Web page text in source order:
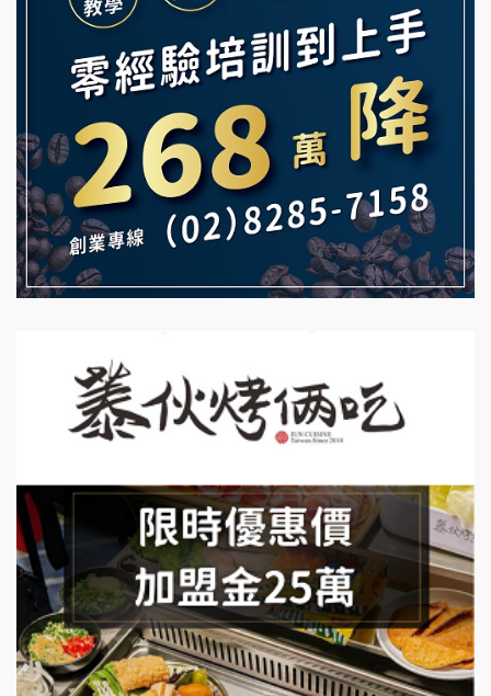
鮮茶道加盟說明會
【曉妍美妝】誠徵行政櫃檯
自助洗衣店誠徵代洗收送人員(台中市)
MUSHEN徵SPA美容芳療師
日十。早午食加盟說明會
拾鑶火鍋加盟說明會
Mr.Wish加盟說明會
白鬍泡泡 BOHO POPO加盟說明會
雞咕雞咕加盟說明會
TEA TOP加盟說明會
珍好味臭臭鍋加盟說明會
藍象廷泰式火鍋加盟說明會
上宇林加盟說明會
手作功夫茶加盟說明會
SHARE TEA歇腳亭加盟說明會
潮味決-湯滷專門店加盟說明會
鬍子茶加盟說明會